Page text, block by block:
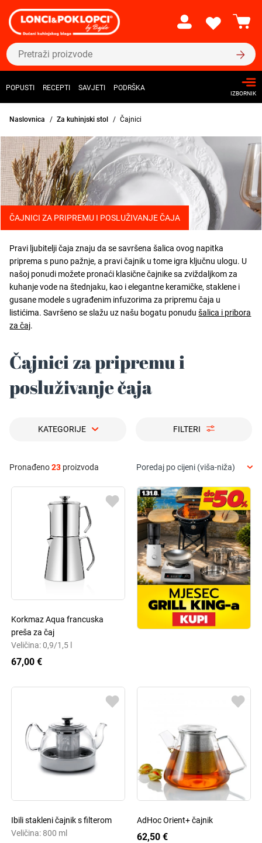
POPUSTI RECEPTI SAVJETI PODRŠKA
IZBORNIK
Naslovnica Za kuhinjski stol Čajnici
ČAJNICI ZA PRIPREMU I POSLUŽIVANJE ČAJA
Pravi ljubitelji čaja znaju da se savršena šalica ovog napitka
priprema s puno pažnje, a pravi čajnik u tome igra ključnu ulogu. U
našoj ponudi možete pronaći klasične čajnike sa zviždaljkom za
kuhanje vode na štednjaku, kao i elegantne keramičke, staklene i
gusane modele s ugrađenim infuzorima za pripremu čaja u
listićima. Savršeno se slažu uz našu bogatu ponudušalica i pribora
za čaj.
Čajnici za pripremu i
posluživanje čaja
KATEGORIJE FILTERI
Pronađeno23 proizvoda Poredaj po cijeni (viša-niža)
Korkmaz Aqua francuska
preša za čaj
Veličina: 0,9/1,5 l
67,00 €
Ibili stakleni čajnik s filterom
Veličina: 800 ml
AdHoc Orient+ čajnik
62,50 €